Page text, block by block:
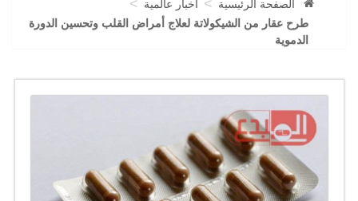
الصفحة الرئيسية > اخبار عالمية >
طرح عقار من الشيكولاتة لعلاج أمراض القلب وتحسين الدورة
الدموية